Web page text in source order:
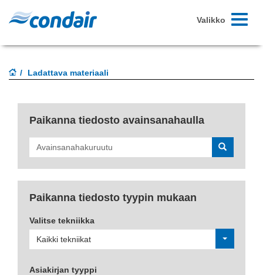
Toggle-
Valikko
Ladattava materiaali
Paikanna tiedosto avainsanahaulla
Hae
Paikanna tiedosto tyypin mukaan
Valitse tekniikka
Kaikki tekniikat
Asiakirjan tyyppi